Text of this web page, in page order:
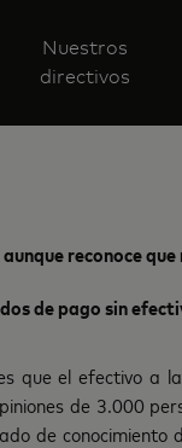
Nuestros
directivos
reconoce
de pago sin
que el efectivo a
de 3.000
de